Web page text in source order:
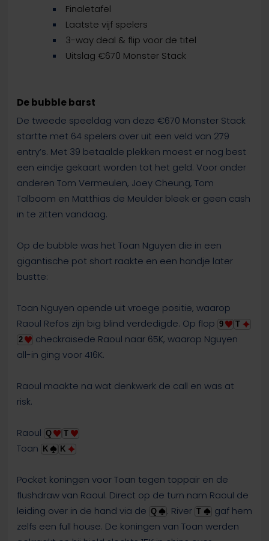
Finaletafel
Laatste vijf spelers
3-way deal & flip voor de titel
Uitslag €670 Monster Stack
De bubble barst
De tweede speeldag van deze €670 Monster Stack
startte met 64 spelers over uit een veld van 279
entry’s. Met 39 betaalde plekken moest er nog best
een eindje gekaart worden tot het geld. Voor onder
anderen Tom Vermeulen, Joey Cheung, Tom
Talboom en Matthias de Meulder bleek er geen cash
in te zitten vandaag.
Op de bubble was het Toan Nguyen die in een
gigantische pot short raakte en een handje later
bustte:
Toan Nguyen opende uit vroege positie, waarop
Raoul Refos zijn big blind verdedigde. Op flop 9
T
2
checkraisede Raoul naar 65K, waarop Nguyen
all-in ging voor 416K.
Raoul maakte na wat denkwerk de call en was at
risk.
Raoul Q T
Toan K K
Pocket koningen voor Toan tegen toppair en de
flushdraw van Raoul. Direct op de turn nam Raoul de
leiding over in de hand via de Q . River T
gaf hem
zelfs een full house. De koningen van Toan werden